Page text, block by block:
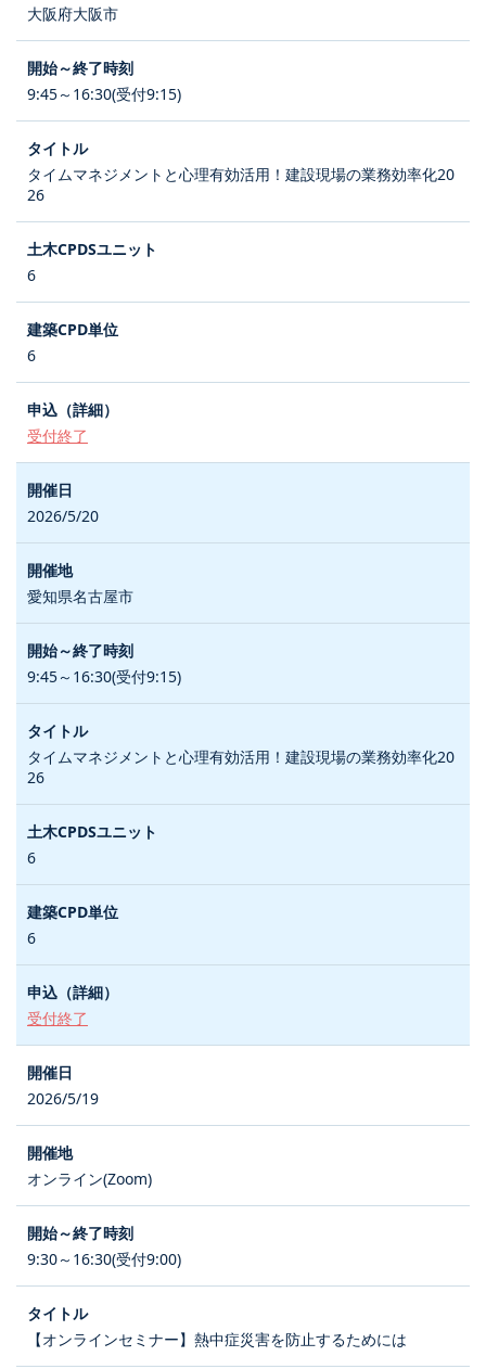
大阪府大阪市
9:45～16:30(受付9:15)
タイムマネジメントと心理有効活用！建設現場の業務効率化20
26
6
6
受付終了
2026/5/20
愛知県名古屋市
9:45～16:30(受付9:15)
タイムマネジメントと心理有効活用！建設現場の業務効率化20
26
6
6
受付終了
2026/5/19
オンライン(Zoom)
9:30～16:30(受付9:00)
【オンラインセミナー】熱中症災害を防止するためには